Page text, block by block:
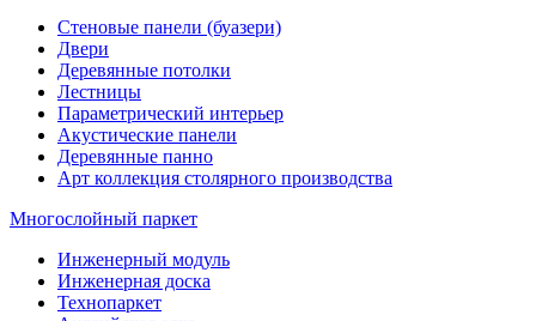
Стеновые панели (буазери)
Двери
Деревянные потолки
Лестницы
Параметрический интерьер
Акустические панели
Деревянные панно
Арт коллекция столярного производства
Многослойный паркет
Инженерный модуль
Инженерная доска
Технопаркет